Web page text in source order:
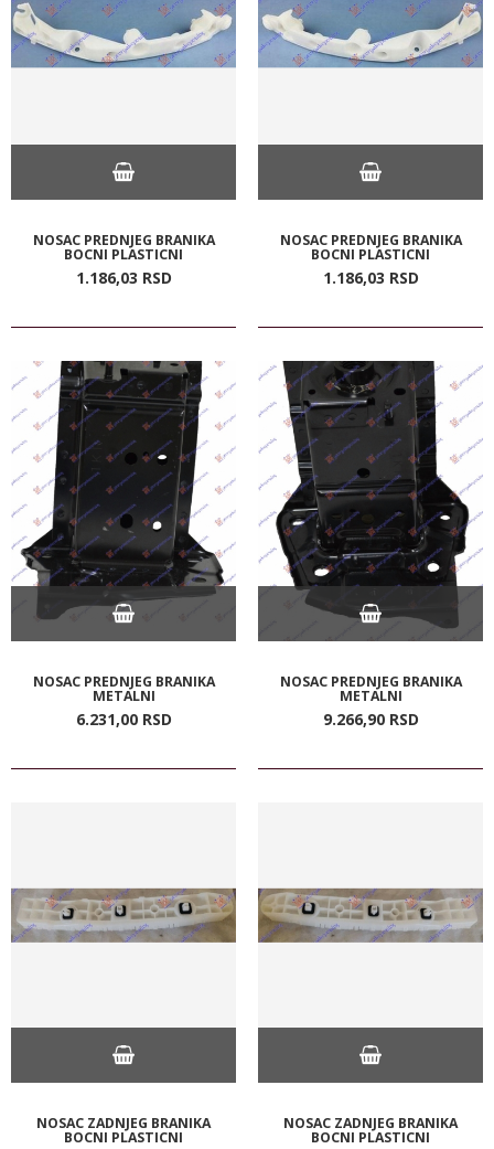
NOSAC PREDNJEG BRANIKA
BOCNI PLASTICNI
1.186,03 RSD
NOSAC PREDNJEG BRANIKA
BOCNI PLASTICNI
1.186,03 RSD
NOSAC PREDNJEG BRANIKA
METALNI
6.231,00 RSD
NOSAC PREDNJEG BRANIKA
METALNI
9.266,90 RSD
NOSAC ZADNJEG BRANIKA
BOCNI PLASTICNI
NOSAC ZADNJEG BRANIKA
BOCNI PLASTICNI